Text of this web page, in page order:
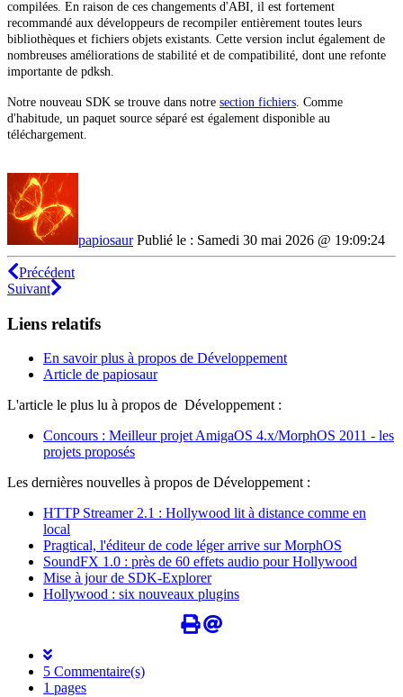
compilées. En raison de ces changements d'ABI, il est fortement
recommandé aux développeurs de recompiler entièrement toutes leurs
bibliothèques et fichiers objets existants. Cette version inclut également de
nombreuses améliorations de stabilité et de compatibilité, dont une refonte
importante de pdksh.
Notre nouveau SDK se trouve dans notre section fichiers . Comme
d'habitude, un paquet source séparé est également disponible au
téléchargement.
papiosaurPublié le : Samedi 30 mai 2026 @ 19:09:24
Précédent
Suivant
Liens relatifs
En savoir plus à propos de Développement
Article de papiosaur
L'article le plus lu à propos de Développement :
Concours : Meilleur projet AmigaOS 4.x/MorphOS 2011 - les
projets proposés
Les dernières nouvelles à propos de Développement :
HTTP Streamer 2.1 : Hollywood lit à distance comme en
local
Pragtical, l'éditeur de code léger arrive sur MorphOS
SoundFX 1.0 : près de 60 effets audio pour Hollywood
Mise à jour de SDK-Explorer
Hollywood : six nouveaux plugins
5 Commentaire(s)
1 pages